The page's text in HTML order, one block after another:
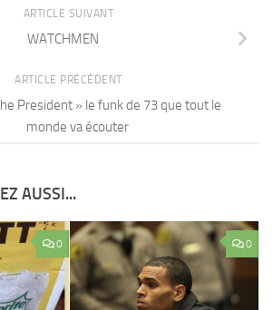
ARTICLE SUIVANT
WATCHMEN
ARTICLE PRÉCÉDENT
President » le funk de 73 que tout le
monde va écouter
AUSSI...
0 0